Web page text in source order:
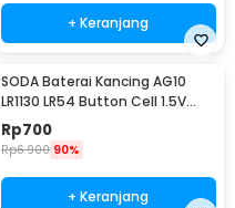
+ Keranjang
SODA Baterai Kancing AG10
LR1130 LR54 Button Cell 1.5V
Alkaline 1 PCS
Rp700
Rp6.900 90%
+ Keranjang